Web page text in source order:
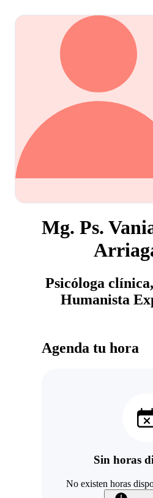
Mg. Ps.
Psicóloga
Humanista
Agenda tu hora
Sin horas
No existen horas